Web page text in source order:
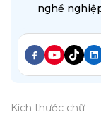
nghề
Kích thước chữ